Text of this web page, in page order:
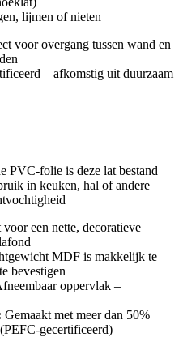
lijmen of nieten
voor overgang tussen wand en
– afkomstig uit duurzaam
PVC-folie is deze lat bestand
in keuken, hal of andere
voor een nette, decoratieve
MDF is makkelijk te
bevestigen
oppervlak –
Gemaakt met meer dan 50%
gecertificeerd)